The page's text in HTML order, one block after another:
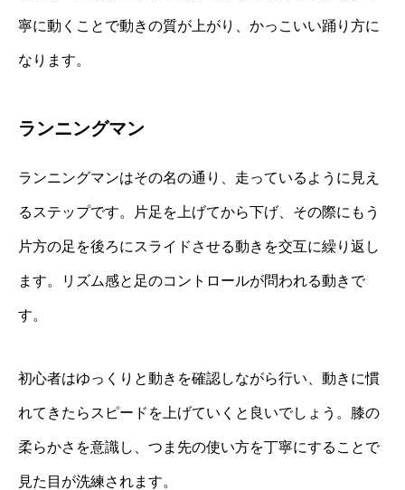
寧に動くことで動きの質が上がり、かっこいい踊り方に
なります。
ランニングマン
ランニングマンはその名の通り、走っているように見え
るステップです。片足を上げてから下げ、その際にもう
片方の足を後ろにスライドさせる動きを交互に繰り返し
ます。リズム感と足のコントロールが問われる動きで
す。
初心者はゆっくりと動きを確認しながら行い、動きに慣
れてきたらスピードを上げていくと良いでしょう。膝の
柔らかさを意識し、つま先の使い方を丁寧にすることで
見た目が洗練されます。